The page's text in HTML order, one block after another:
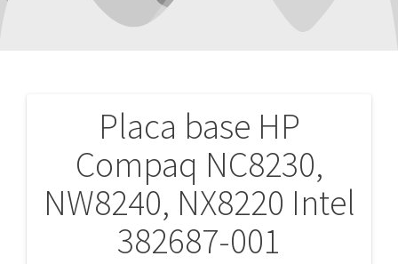
Placa base HP
Compaq NC8230,
NW8240, NX8220 Intel
382687-001
Navegación
entradas